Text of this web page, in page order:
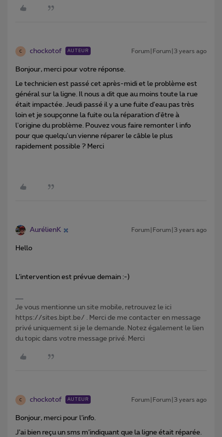
C chockotof AUTEUR Forum|Forum|3 years ago
Bonjour, merci pour votre réponse.
Le technicien est passé cet après-midi et le problème est
général sur la ligne. Il nous a dit que au moins toute la rue
était impactée. Jeudi passé il y a une fuite d'eau pas très
loin et je soupçonne la fuite ou la réparation d'être à
l'origine du problème. Pouvez vous faire remonter l info
pour que quelqu'un vienne réparer le câble le plus
rapidement possible ? Merci
AurélienK Forum|Forum|3 years ago
Hello
L’intervention est prévue demain :-)
Je vous mentionne un site mobile, retrouvez le ici
https://sites.bipt.be/ . Merci de me contacter en message
privé uniquement si je le demande. Notez également le lien
du topic dans votre message privé. Merci
C chockotof AUTEUR Forum|Forum|3 years ago
Bonjour, merci pour l’info.
J’ai bien reçu un sms m’indiquant que la ligne était réparée.